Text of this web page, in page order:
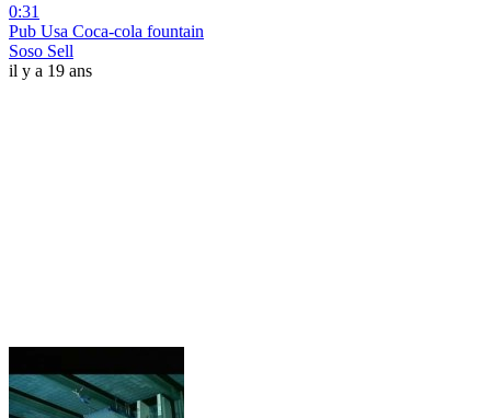
0:31
Pub Usa Coca-cola fountain
Soso Sell
il y a 19 ans